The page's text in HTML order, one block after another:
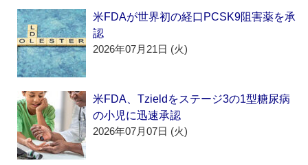
米FDAが世界初の経口PCSK9阻害薬を承
認
2026年07月21日 (火)
米FDA、Tzieldをステージ3の1型糖尿病
の小児に迅速承認
2026年07月07日 (火)